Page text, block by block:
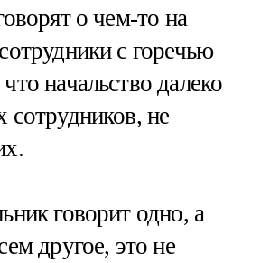
о чем-то на
с горечью
начальство далеко
сотрудников, не
говорит одно, а
другое, это не